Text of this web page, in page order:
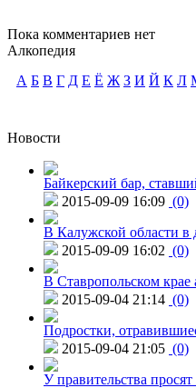
Пока комментариев нет
Алкопедия
А Б В Г Д Е Ё Ж З И Й К Л
Новости
Байкерский бар,
2015-09-09 16:09 (0)
В Калужской области в
2015-09-09 16:02 (0)
В Ставропольском
2015-09-04 21:14 (0)
Подростки,
2015-09-04 21:05 (0)
У правительства